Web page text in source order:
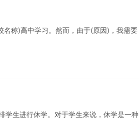
称)高中学习。然而，由于(原因)，我需要
学生进行休学。对于学生来说，休学是一种